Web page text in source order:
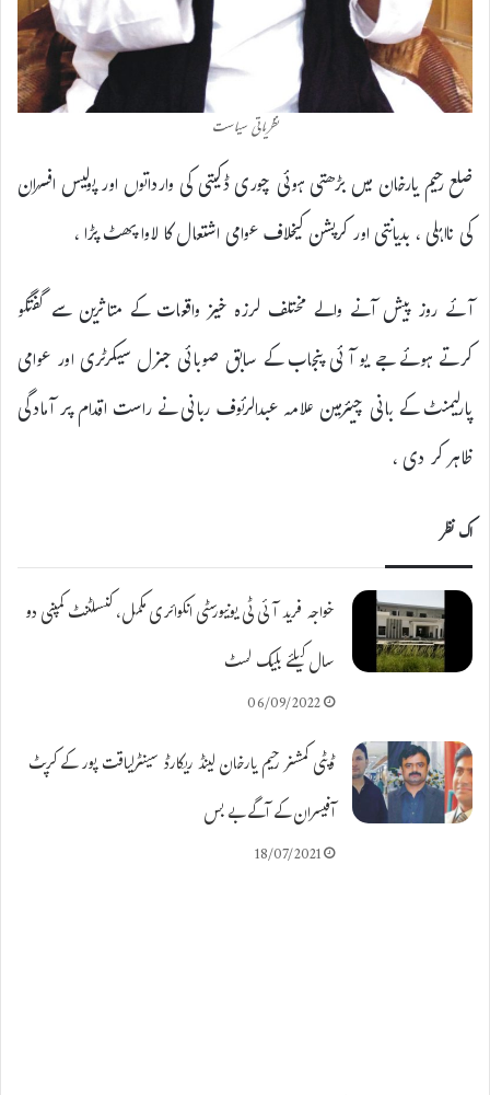
نظریاتی سیاست
ضلع رحیم یارخان میں بڑھتی ہوئی چوری ڈکیتی کی وارداتوں اور پولیس افسران
کی نااہلی ، بدیانتی اور کرپشن کیخلاف عوامی اشتعال کا لاوا پھٹ پڑا ،
آئے روز پیش آنے والے مختلف لرزہ خیز واقعات کے متاثرین سے گفتگو
کرتے ہوئے جے یو آئی پنجاب کے سابق صوبائی جنرل سیکرٹری اور عوامی
پارلیمنٹ کے بانی چیئرمین علامہ عبدالرئوف ربانی نے راست اقدام پر آمادگی
ظاہر کر دی ،
اک نظر
خواجہ فرید آئی ٹی یونیورسٹی انکوائری مکمل، کنسلٹنٹ کمپنی دو
سال کیلئے بلیک لسٹ
06/09/2022
ڈپٹی کمشنر رحیم یارخان لینڈ ریکارڈ سینٹرلیاقت پور کے کرپٹ
آفیسران کے آگے بے بس
18/07/2021